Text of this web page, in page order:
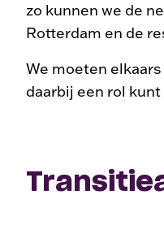
zo kunnen we de
Rotterdam en de
We moeten
daarbij een rol